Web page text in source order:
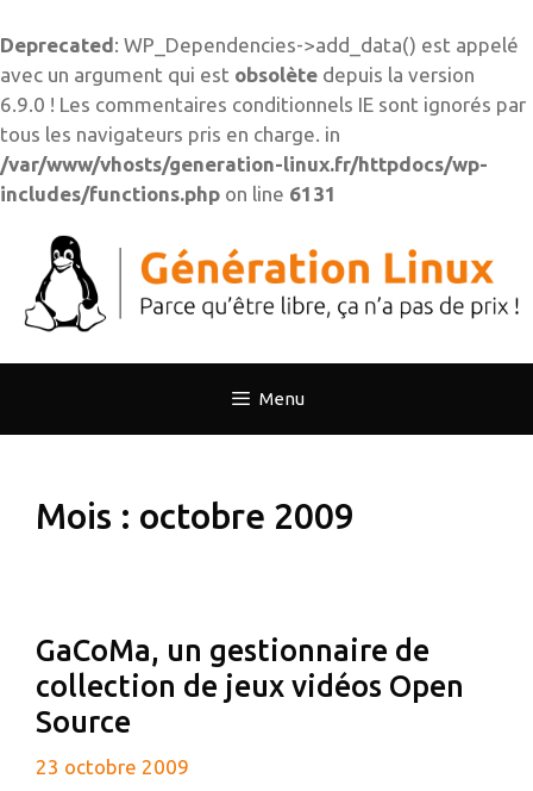
Deprecated: WP_Dependencies->add_data() est appelé
avec un argument qui est obsolète depuis la version
6.9.0 ! Les commentaires conditionnels IE sont ignorés par
tous les navigateurs pris en charge. in
/var/www/vhosts/generation-linux.fr/httpdocs/wp-
includes/functions.php on line 6131
contenu
Menu
Mois : octobre 2009
GaCoMa, un gestionnaire de
collection de jeux vidéos Open
Source
23 octobre 2009